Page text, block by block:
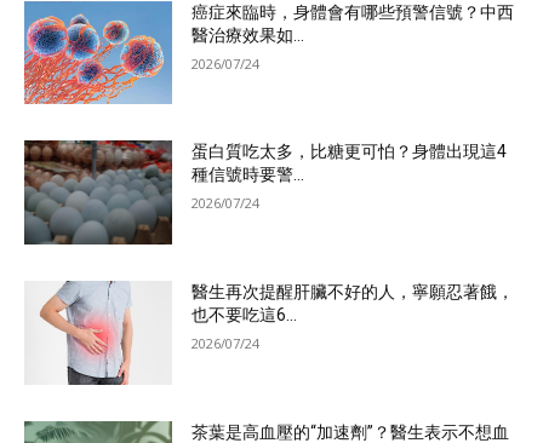
癌症來臨時，身體會有哪些預警信號？中西
醫治療效果如...
2026/07/24
蛋白質吃太多，比糖更可怕？身體出現這4
種信號時要警...
2026/07/24
醫生再次提醒肝臟不好的人，寧願忍著餓，
也不要吃這6...
2026/07/24
茶葉是高血壓的“加速劑”？醫生表示不想血